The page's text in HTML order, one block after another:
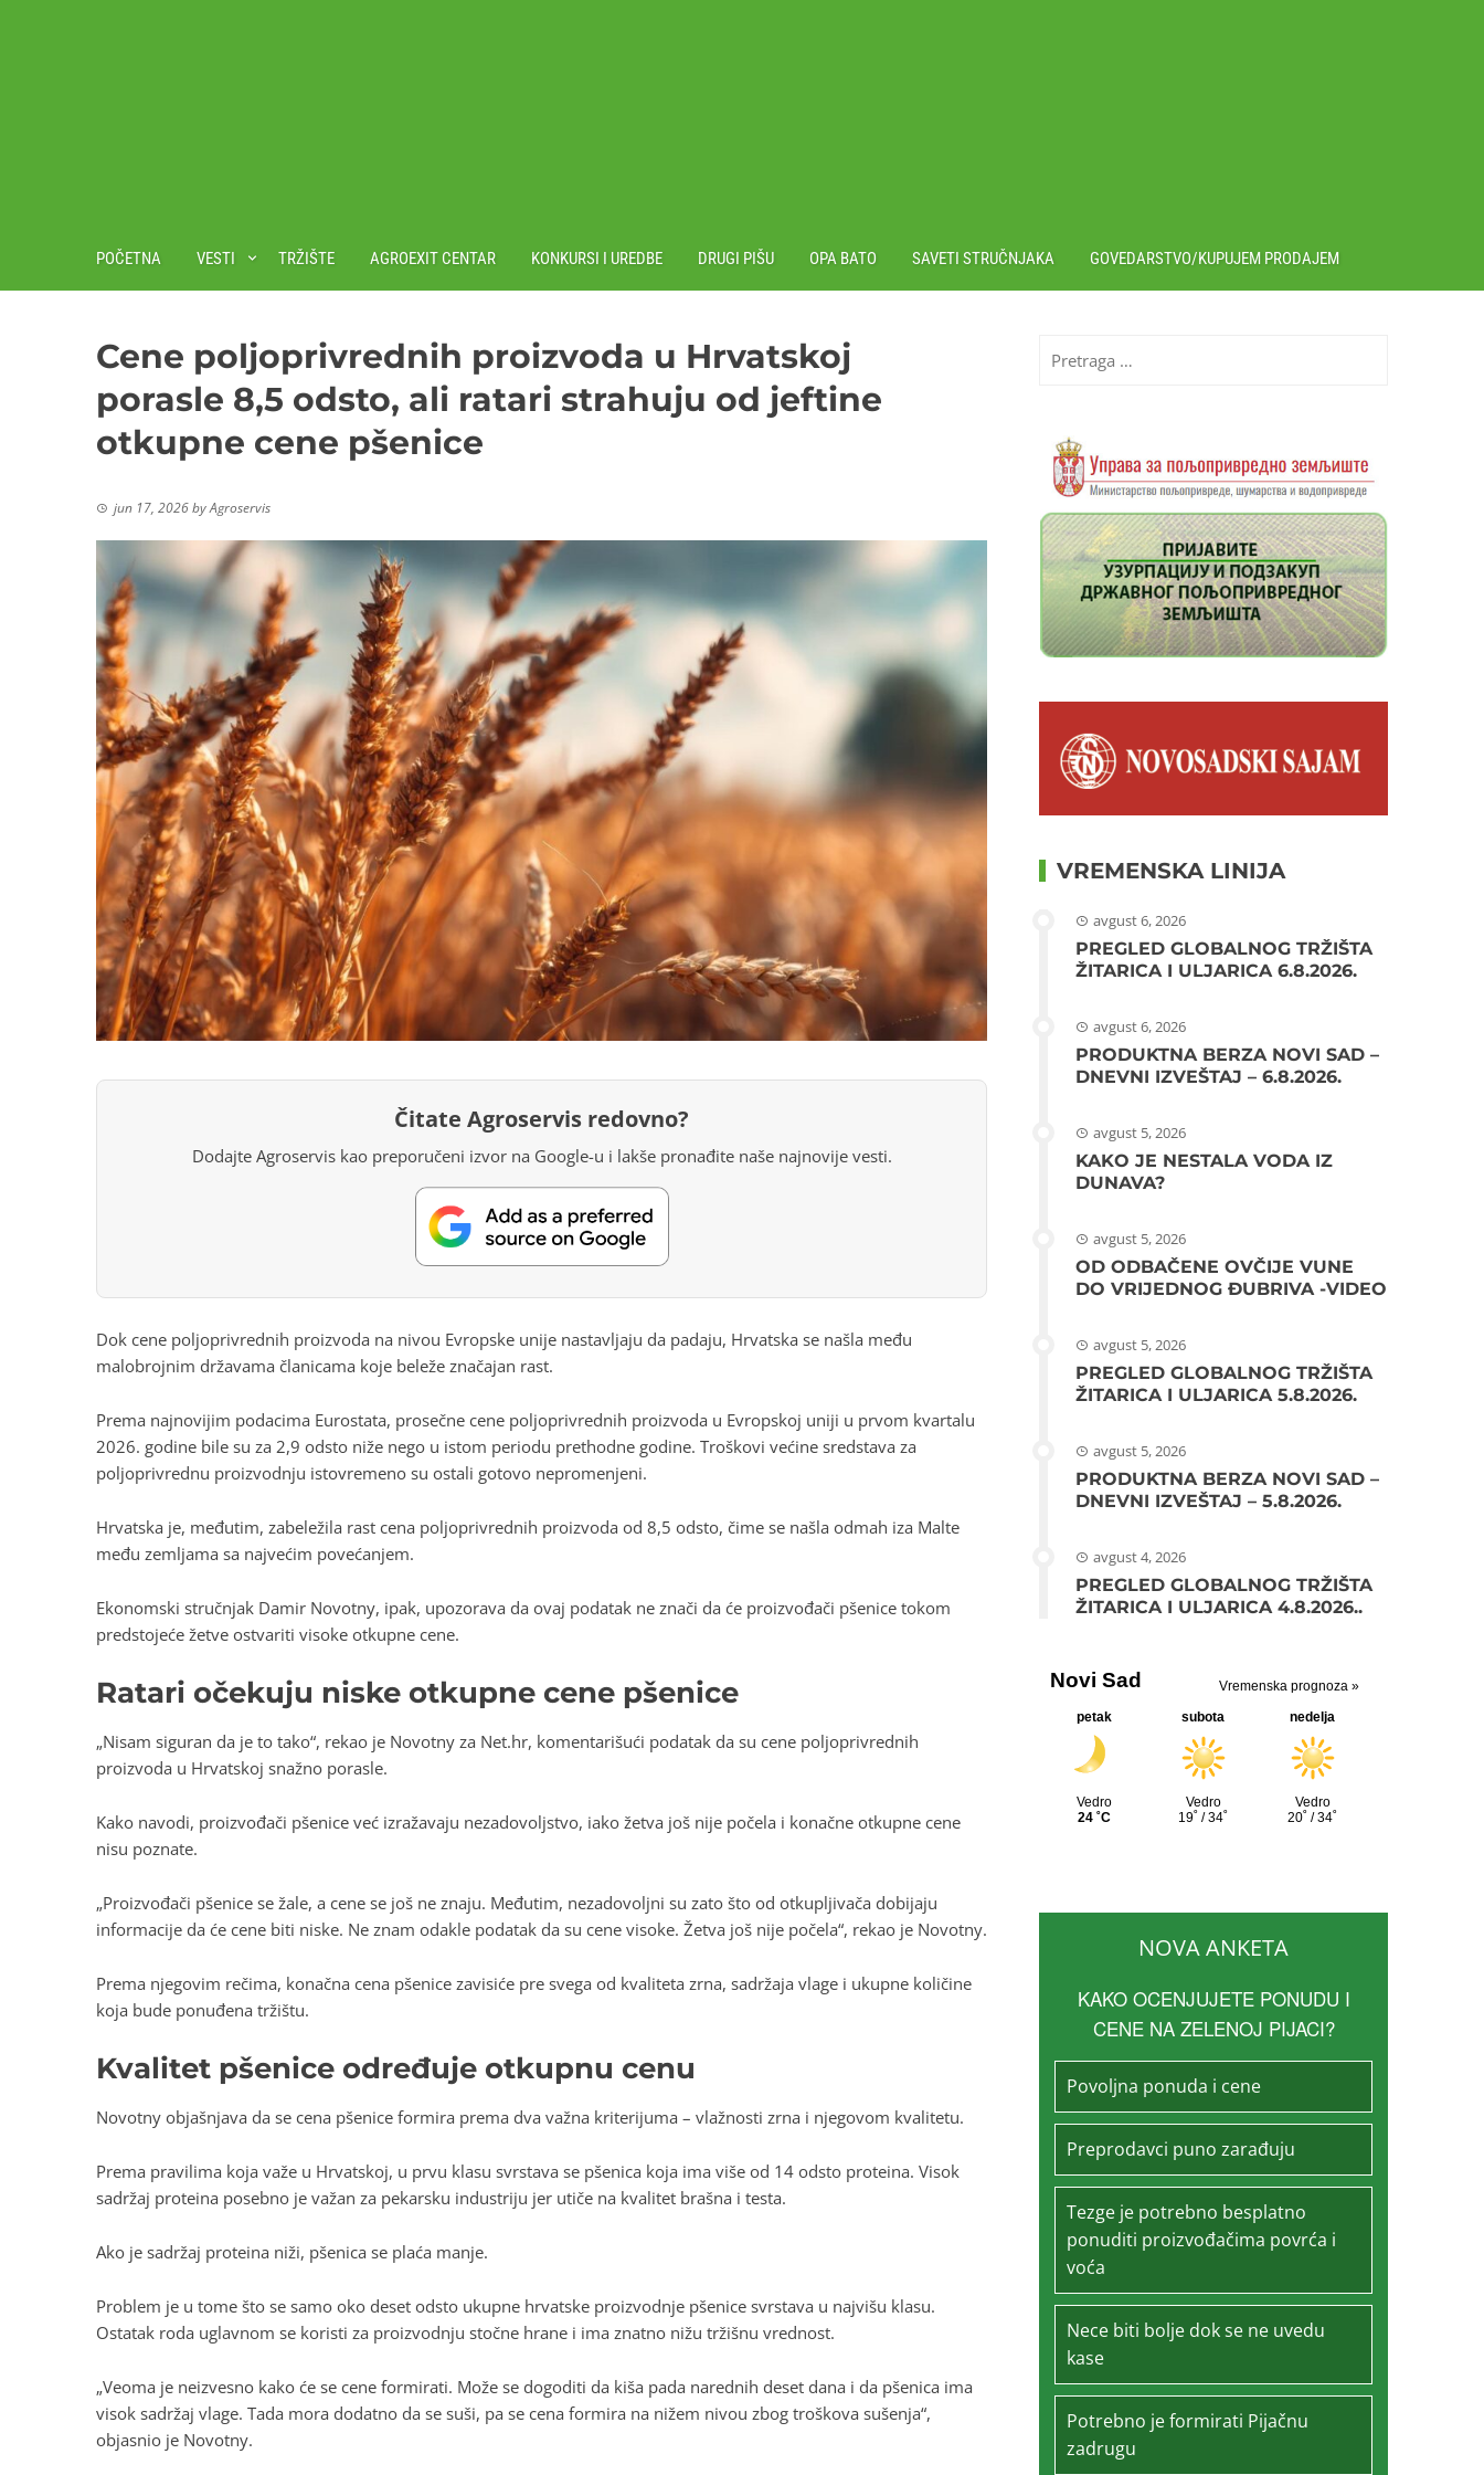
POČETNA VESTI TRŽIŠTE AGROEXIT CENTAR KONKURSI I UREDBE DRUGI PIŠU OPA BATO SAVETI STRUČNJAKA GOVEDARSTVO/KUPUJEM PRODAJEM
Cene poljoprivrednih proizvoda u Hrvatskoj
porasle 8,5 odsto, ali ratari strahuju od jeftine
otkupne cene pšenice
jun 17, 2026byAgroservis
Čitate Agroservis redovno?
Dodajte Agroservis kao preporučeni izvor na Google-u i lakše pronađite naše najnovije vesti.
Dok cene poljoprivrednih proizvoda na nivou Evropske unije nastavljaju da padaju, Hrvatska se našla među
malobrojnim državama članicama koje beleže značajan rast.
Prema najnovijim podacima Eurostata, prosečne cene poljoprivrednih proizvoda u Evropskoj uniji u prvom kvartalu
2026. godine bile su za 2,9 odsto niže nego u istom periodu prethodne godine. Troškovi većine sredstava za
poljoprivrednu proizvodnju istovremeno su ostali gotovo nepromenjeni.
Hrvatska je, međutim, zabeležila rast cena poljoprivrednih proizvoda od 8,5 odsto, čime se našla odmah iza Malte
među zemljama sa najvećim povećanjem.
Ekonomski stručnjak Damir Novotny, ipak, upozorava da ovaj podatak ne znači da će proizvođači pšenice tokom
predstojeće žetve ostvariti visoke otkupne cene.
Ratari očekuju niske otkupne cene pšenice
„Nisam siguran da je to tako“, rekao je Novotny za Net.hr, komentarišući podatak da su cene poljoprivrednih
proizvoda u Hrvatskoj snažno porasle.
Kako navodi, proizvođači pšenice već izražavaju nezadovoljstvo, iako žetva još nije počela i konačne otkupne cene
nisu poznate.
„Proizvođači pšenice se žale, a cene se još ne znaju. Međutim, nezadovoljni su zato što od otkupljivača dobijaju
informacije da će cene biti niske. Ne znam odakle podatak da su cene visoke. Žetva još nije počela“, rekao je Novotny.
Prema njegovim rečima, konačna cena pšenice zavisiće pre svega od kvaliteta zrna, sadržaja vlage i ukupne količine
koja bude ponuđena tržištu.
Kvalitet pšenice određuje otkupnu cenu
Novotny objašnjava da se cena pšenice formira prema dva važna kriterijuma – vlažnosti zrna i njegovom kvalitetu.
Prema pravilima koja važe u Hrvatskoj, u prvu klasu svrstava se pšenica koja ima više od 14 odsto proteina. Visok
sadržaj proteina posebno je važan za pekarsku industriju jer utiče na kvalitet brašna i testa.
Ako je sadržaj proteina niži, pšenica se plaća manje.
Problem je u tome što se samo oko deset odsto ukupne hrvatske proizvodnje pšenice svrstava u najvišu klasu.
Ostatak roda uglavnom se koristi za proizvodnju stočne hrane i ima znatno nižu tržišnu vrednost.
„Veoma je neizvesno kako će se cene formirati. Može se dogoditi da kiša pada narednih deset dana i da pšenica ima
visok sadržaj vlage. Tada mora dodatno da se suši, pa se cena formira na nižem nivou zbog troškova sušenja“,
objasnio je Novotny.
za:
VREMENSKA LINIJA
avgust 6, 2026
PREGLED GLOBALNOG TRŽIŠTA
ŽITARICA I ULJARICA 6.8.2026.
avgust 6, 2026
PRODUKTNA BERZA NOVI SAD –
DNEVNI IZVEŠTAJ – 6.8.2026.
avgust 5, 2026
KAKO JE NESTALA VODA IZ
DUNAVA?
avgust 5, 2026
OD ODBAČENE OVČIJE VUNE
DO VRIJEDNOG ĐUBRIVA -VIDEO
avgust 5, 2026
PREGLED GLOBALNOG TRŽIŠTA
ŽITARICA I ULJARICA 5.8.2026.
avgust 5, 2026
PRODUKTNA BERZA NOVI SAD –
DNEVNI IZVEŠTAJ – 5.8.2026.
avgust 4, 2026
PREGLED GLOBALNOG TRŽIŠTA
ŽITARICA I ULJARICA 4.8.2026..
NOVA ANKETA
KAKO OCENJUJETE PONUDU I
CENE NA ZELENOJ PIJACI?
Povoljna ponuda i cene
Preprodavci puno zarađuju
Tezge je potrebno besplatno
ponuditi proizvođačima povrća i
voća
Nece biti bolje dok se ne uvedu
kase
Potrebno je formirati Pijačnu
zadrugu